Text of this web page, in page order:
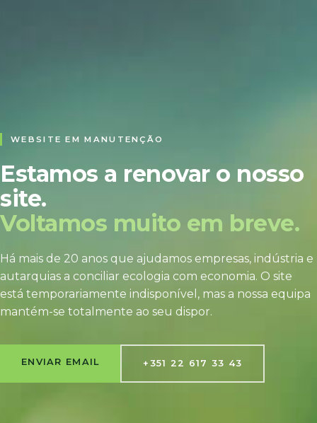
WEBSITE EM MANUTENÇÃO
Estamos a renovar o nosso
site.
Voltamos muito em breve.
Há mais de 20 anos que ajudamos empresas, indústria e
autarquias a conciliar ecologia com economia. O site
está temporariamente indisponível, mas a nossa equipa
mantém-se totalmente ao seu dispor.
ENVIAR EMAIL +351 22 617 33 43